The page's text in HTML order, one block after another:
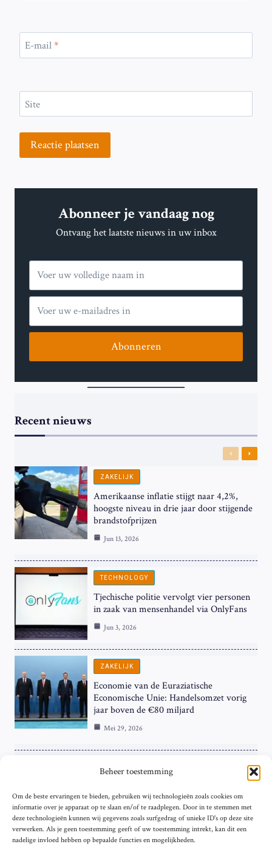
Beheer toestemming
Om de beste ervaringen te bieden, gebruiken wij technologieën zoals cookies om
informatie over je apparaat op te slaan en/of te raadplegen. Door in te stemmen met
deze technologieën kunnen wij gegevens zoals surfgedrag of unieke ID's op deze site
verwerken. Als je geen toestemming geeft of uw toestemming intrekt, kan dit een
nadelige invloed hebben op bepaalde functies en mogelijkheden.
E-mail*
Site
Abonneer je vandaag nog
Ontvang het laatste nieuws in uw inbox
Abonneren
Recent nieuws
Previous
Next
ZAKELIJK
Amerikaanse inflatie stijgt naar 4,2%,
hoogste niveau in drie jaar door stijgende
brandstofprijzen
Jun 13, 2026
TECHNOLOGY
Tjechische politie vervolgt vier personen
in zaak van mensenhandel via OnlyFans
Jun 3, 2026
ZAKELIJK
Economie van de Euraziatische
Economische Unie: Handelsomzet vorig
jaar boven de €80 miljard
Mei 29, 2026
ZAKELIJK
Hardnekkige Inflatie bij de ‘Grote Vier’
van de Eurozone
Mei 29, 2026